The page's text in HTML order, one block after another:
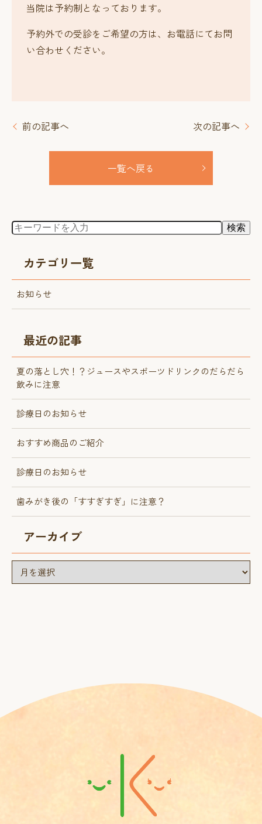
当院は予約制となっております。
予約外での受診をご希望の方は、お電話にてお問
い合わせください。
前の記事へ 次の記事へ
一覧へ戻る
カテゴリ一覧
お知らせ
最近の記事
夏の落とし穴！？ジュースやスポーツドリンクのだらだら
飲みに注意
診療日のお知らせ
おすすめ商品のご紹介
診療日のお知らせ
歯みがき後の「すすぎすぎ」に注意？
アーカイブ